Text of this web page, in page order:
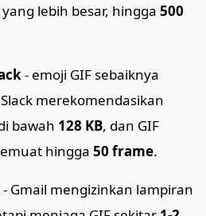
lebih besar, hingga 500
- emoji GIF sebaiknya
merekomendasikan
bawah 128 KB, dan GIF
hingga 50 frame.
- Gmail mengizinkan lampiran